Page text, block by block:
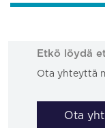
Etkö löydä
Ota yhteyttä
Ota